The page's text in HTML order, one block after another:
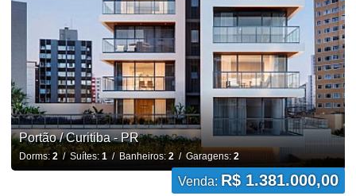
Portão / Curitiba - PR
Dorms: 2/ Suítes: 1/ Banheiros:2/ Garagens: 2
Venda: R$ 1.381.000,00